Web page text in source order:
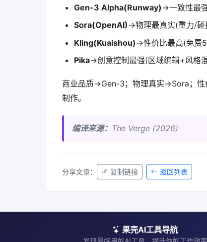
Gen-3 Alpha(Runway) →一致性最
Sora(OpenAI) →物理最真实(重力/
Kling(Kuaishou) →性价比最高(免费
Pika→创意控制最强(区域编辑+风格
商业品质→Gen-3；物理真实→Sora；
制作。
编译来源： The Verge (2026)
分享文章： 复制链接 返回列表
果壳AI工具导航